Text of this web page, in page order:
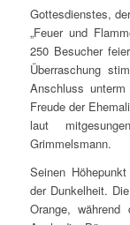
Gottesdienstes,
„Feuer und
250 Besucher
Überraschung
Anschluss
Freude der
laut
Grimmelsmann.
Seinen
der Dunkelheit.
Orange, während